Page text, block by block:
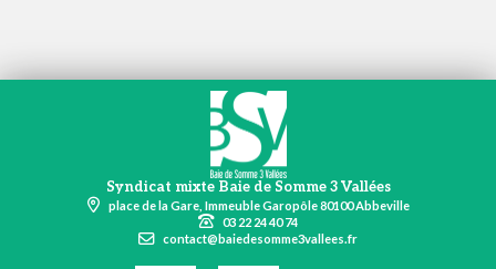
Syndicat mixte Baie de Somme 3 Vallées
place de la Gare, Immeuble Garopôle 80100 Abbeville
03 22 24 40 74
contact@baiedesomme3vallees.fr